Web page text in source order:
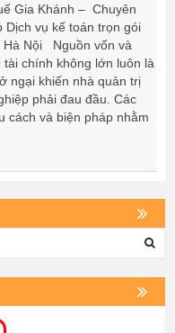
Gia Khánh – Chuyên
Dịch vụ kế toán trọn gói
Hà Nội Nguồn vốn và
tài chính không lớn luôn là
ngại khiến nhà quản trị
phải đau đầu. Các
cách và biện pháp nhằm